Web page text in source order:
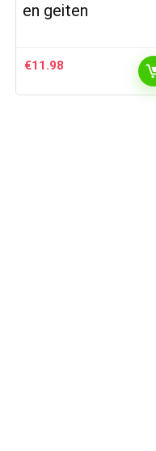
en geiten
€11.98